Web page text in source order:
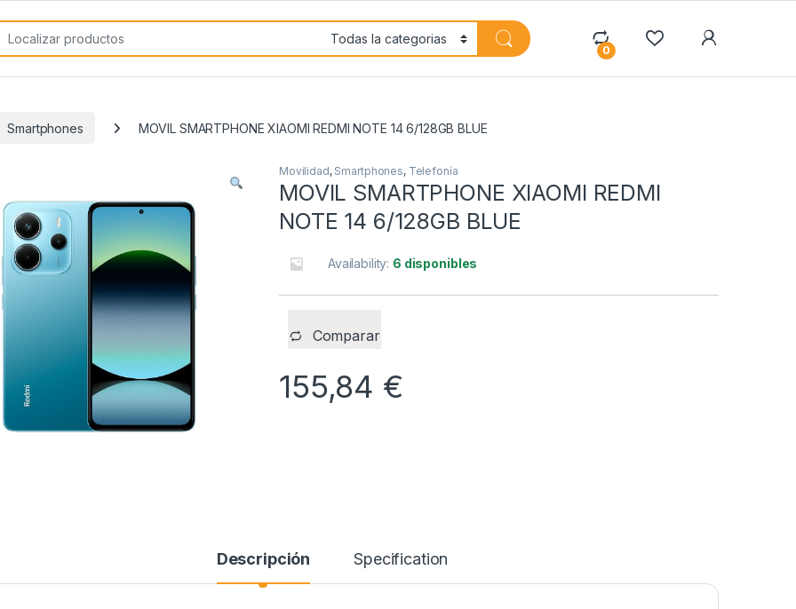
for:
0
Smartphones MOVIL SMARTPHONE XIAOMI REDMI NOTE 14 6/128GB BLUE
Movilidad, Smartphones, Telefonía
MOVIL SMARTPHONE XIAOMI REDMI
NOTE 14 6/128GB BLUE
Availability: 6 disponibles
Comparar
155,84 €
Descripción Specification